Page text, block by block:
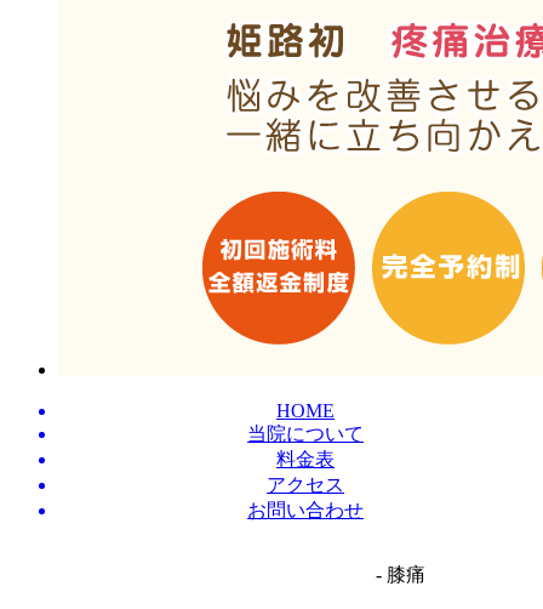
HOME
当院について
料金表
アクセス
お問い合わせ
- 膝痛